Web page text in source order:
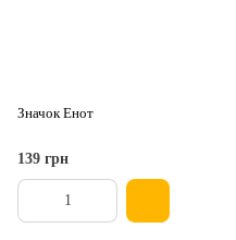
Значок Енот
139 грн